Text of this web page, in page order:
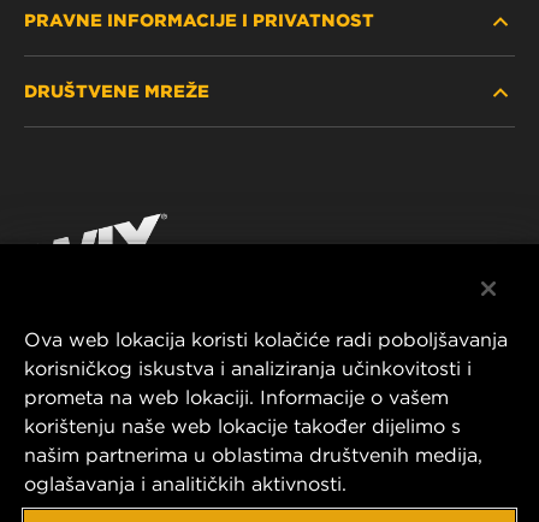
GDJE KUPITI
KONTAKTIRAJTE NAS
PRAVNE INFORMACIJE I PRIVATNOST
IMPRESSUM
DRUŠTVENE MREŽE
YouTube
MANN+HUMMEL FT Poland
ul. Wrocławska 145,
63-800 GOSTYŃ, POLAND
Tel. +48 65 572 89 00
E-mail:info@mann-hummel.com
Ova web lokacija koristi kolačiće radi poboljšavanja
korisničkog iskustva i analiziranja učinkovitosti i
prometa na web lokaciji. Informacije o vašem
korištenju naše web lokacije također dijelimo s
našim partnerima u oblastima društvenih medija,
oglašavanja i analitičkih aktivnosti.